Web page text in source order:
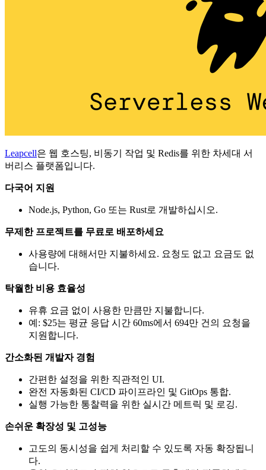
Leapcell은 웹 호스팅, 비동기 작업 및 Redis를 위한 차세대 서
버리스 플랫폼입니다.
다국어 지원
Node.js, Python, Go 또는 Rust로 개발하십시오.
무제한 프로젝트를 무료로 배포하세요
사용량에 대해서만 지불하세요. 요청도 없고 요금도 없
습니다.
탁월한 비용 효율성
유휴 요금 없이 사용한 만큼만 지불합니다.
예: $25는 평균 응답 시간 60ms에서 694만 건의 요청을
지원합니다.
간소화된 개발자 경험
간편한 설정을 위한 직관적인 UI.
완전 자동화된 CI/CD 파이프라인 및 GitOps 통합.
실행 가능한 통찰력을 위한 실시간 메트릭 및 로깅.
손쉬운 확장성 및 고성능
고도의 동시성을 쉽게 처리할 수 있도록 자동 확장됩니
다.